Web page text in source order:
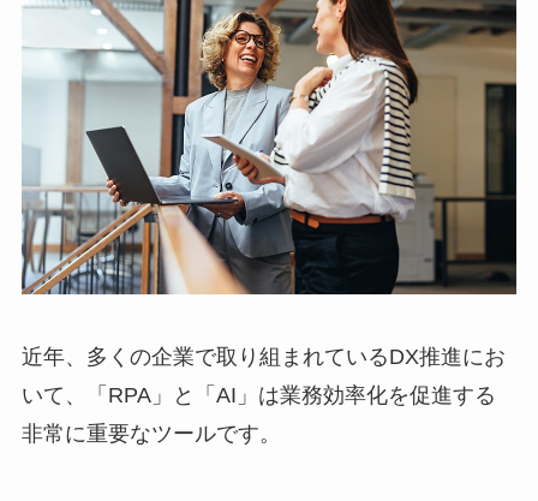
近年、多くの企業で取り組まれているDX推進にお
いて、「RPA」と「AI」は業務効率化を促進する
非常に重要なツールです。